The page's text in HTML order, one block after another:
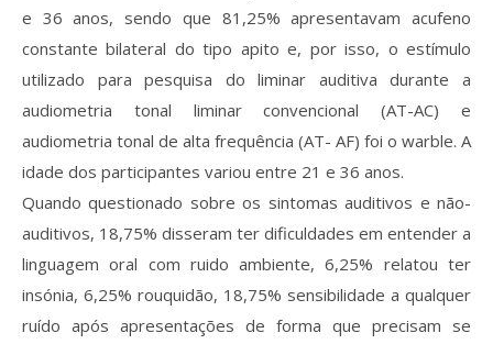
e 36 anos, sendo que 81,25% apresentavam acufeno
constante bilateral do tipo apito e, por isso, o estímulo
utilizado para pesquisa do liminar auditiva durante a
audiometria tonal liminar convencional (AT-AC) e
audiometria tonal de alta frequência (AT- AF) foi o warble. A
idade dos participantes variou entre 21 e 36 anos.
Quando questionado sobre os sintomas auditivos e não-
auditivos, 18,75% disseram ter dificuldades em entender a
linguagem oral com ruido ambiente, 6,25% relatou ter
insónia, 6,25% rouquidão, 18,75% sensibilidade a qualquer
ruído após apresentações de forma que precisam se